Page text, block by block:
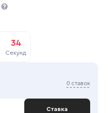
34
Секунд
0 ставок
Ставка